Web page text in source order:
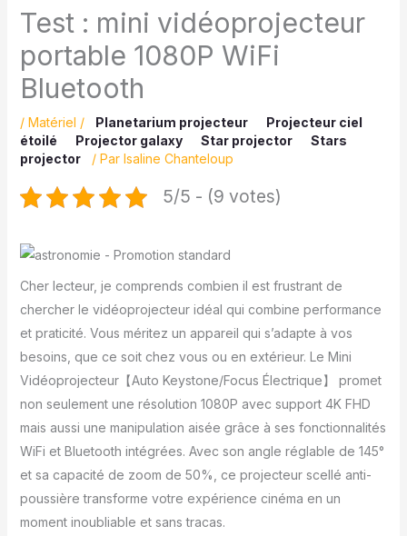
Test : mini vidéoprojecteur
portable 1080P WiFi
Bluetooth
/ Matériel / Planetarium projecteur
Projecteur ciel
étoilé
Projector galaxy Star projector
Stars
projector
/ Par Isaline Chanteloup
5/5 - (9 votes)
Cher lecteur, je comprends combien il est frustrant de
chercher le vidéoprojecteur idéal qui combine performance
et praticité. Vous méritez un appareil qui s’adapte à vos
besoins, que ce soit chez vous ou en extérieur. Le Mini
Vidéoprojecteur【Auto Keystone/Focus Électrique】 promet
non seulement une résolution 1080P avec support 4K FHD
mais aussi une manipulation aisée grâce à ses fonctionnalités
WiFi et Bluetooth intégrées. Avec son angle réglable de 145°
et sa capacité de zoom de 50%, ce projecteur scellé anti-
poussière transforme votre expérience cinéma en un
moment inoubliable et sans tracas.